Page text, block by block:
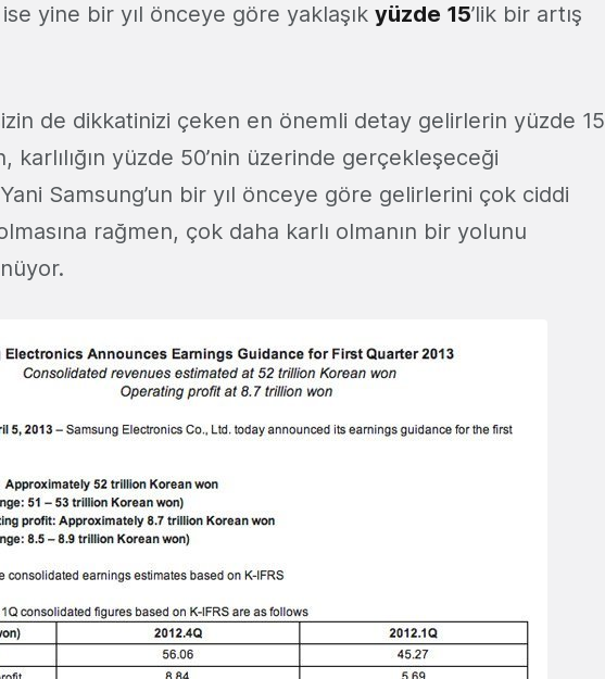
yine bir yıl önceye göre yaklaşık yüzde 15’lik bir artış
de dikkatinizi çeken en önemli detay gelirlerin yüzde 15
yüzde 50’nin üzerinde gerçekleşeceği
Samsung’un bir yıl önceye göre gelirlerini çok ciddi
rağmen, çok daha karlı olmanın bir yolunu